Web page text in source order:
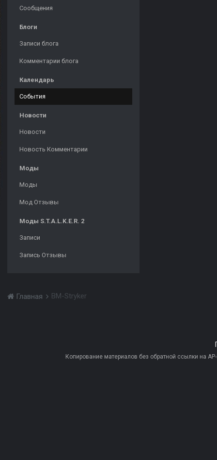
Сообщения
Блоги
Записи блога
Комментарии блога
Календарь
События
Новости
Новости
Новость Комментарии
Моды
Моды
Мод Отзывы
Моды S.T.A.L.K.E.R. 2
Записи
Запись Отзывы
Главная BM-Stryker
Копирование материалов без обратной ссылки на